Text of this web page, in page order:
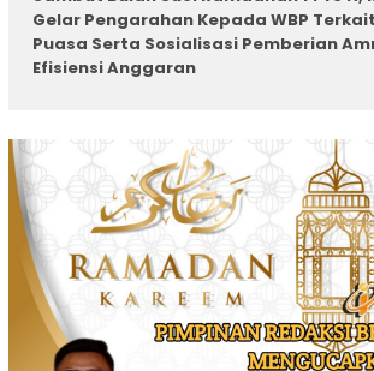
Gelar Pengarahan Kepada WBP
Puasa Serta Sosialisasi Pemberian
Efisiensi Anggaran